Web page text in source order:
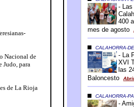
Nacional de
Judo, para
de La Rioja